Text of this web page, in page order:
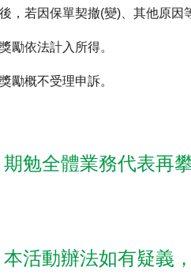
，若因保單契撤(變)、其他原
勵依法計入所得。
勵概不受理申訴。
勉全體業務代表再
活動辦法如有疑義